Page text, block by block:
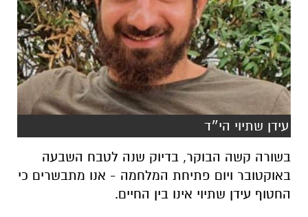
עידן שתיוי הי״ד
בשורה קשה הבוקר, בדיוק שנה לטבח השבעה
באוקטובר ויום פתיחת המלחמה - אנו מתבשרים כי
החטוף עידן שתיוי אינו בין החיים.